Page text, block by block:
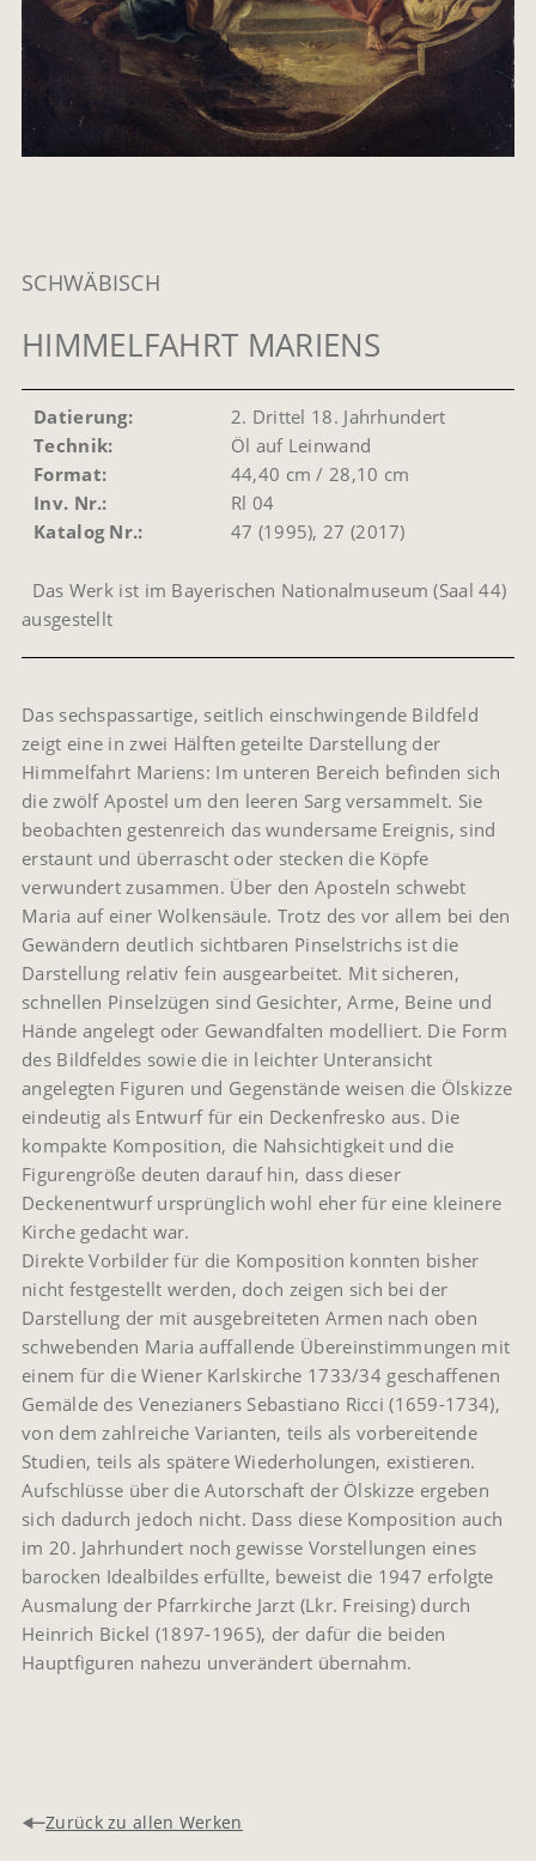
SCHWÄBISCH
HIMMELFAHRT MARIENS
Datierung:
Technik:
Format:
Inv. Nr.:
Katalog Nr.:
2. Drittel 18. Jahrhundert
Öl auf Leinwand
44,40 cm / 28,10 cm
Rl 04
47 (1995), 27 (2017)
Das Werk ist im Bayerischen Nationalmuseum (Saal 44)
ausgestellt
Das sechspassartige, seitlich einschwingende Bildfeld
zeigt eine in zwei Hälften geteilte Darstellung der
Himmelfahrt Mariens: Im unteren Bereich befinden sich
die zwölf Apostel um den leeren Sarg versammelt. Sie
beobachten gestenreich das wundersame Ereignis, sind
erstaunt und überrascht oder stecken die Köpfe
verwundert zusammen. Über den Aposteln schwebt
Maria auf einer Wolkensäule. Trotz des vor allem bei den
Gewändern deutlich sichtbaren Pinselstrichs ist die
Darstellung relativ fein ausgearbeitet. Mit sicheren,
schnellen Pinselzügen sind Gesichter, Arme, Beine und
Hände angelegt oder Gewandfalten modelliert. Die Form
des Bildfeldes sowie die in leichter Unteransicht
angelegten Figuren und Gegenstände weisen die Ölskizze
eindeutig als Entwurf für ein Deckenfresko aus. Die
kompakte Komposition, die Nahsichtigkeit und die
Figurengröße deuten darauf hin, dass dieser
Deckenentwurf ursprünglich wohl eher für eine kleinere
Kirche gedacht war.
Direkte Vorbilder für die Komposition konnten bisher
nicht festgestellt werden, doch zeigen sich bei der
Darstellung der mit ausgebreiteten Armen nach oben
schwebenden Maria auffallende Übereinstimmungen mit
einem für die Wiener Karlskirche 1733/34 geschaffenen
Gemälde des Venezianers Sebastiano Ricci (1659-1734),
von dem zahlreiche Varianten, teils als vorbereitende
Studien, teils als spätere Wiederholungen, existieren.
Aufschlüsse über die Autorschaft der Ölskizze ergeben
sich dadurch jedoch nicht. Dass diese Komposition auch
im 20. Jahrhundert noch gewisse Vorstellungen eines
barocken Idealbildes erfüllte, beweist die 1947 erfolgte
Ausmalung der Pfarrkirche Jarzt (Lkr. Freising) durch
Heinrich Bickel (1897-1965), der dafür die beiden
Hauptfiguren nahezu unverändert übernahm.
Zurück zu allen Werken